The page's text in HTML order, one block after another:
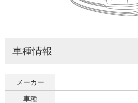
車種情報
メーカー
車種